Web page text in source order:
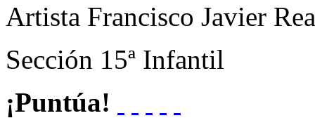
Artista Francisco Javier
Sección 15ª Infantil
¡Puntúa!